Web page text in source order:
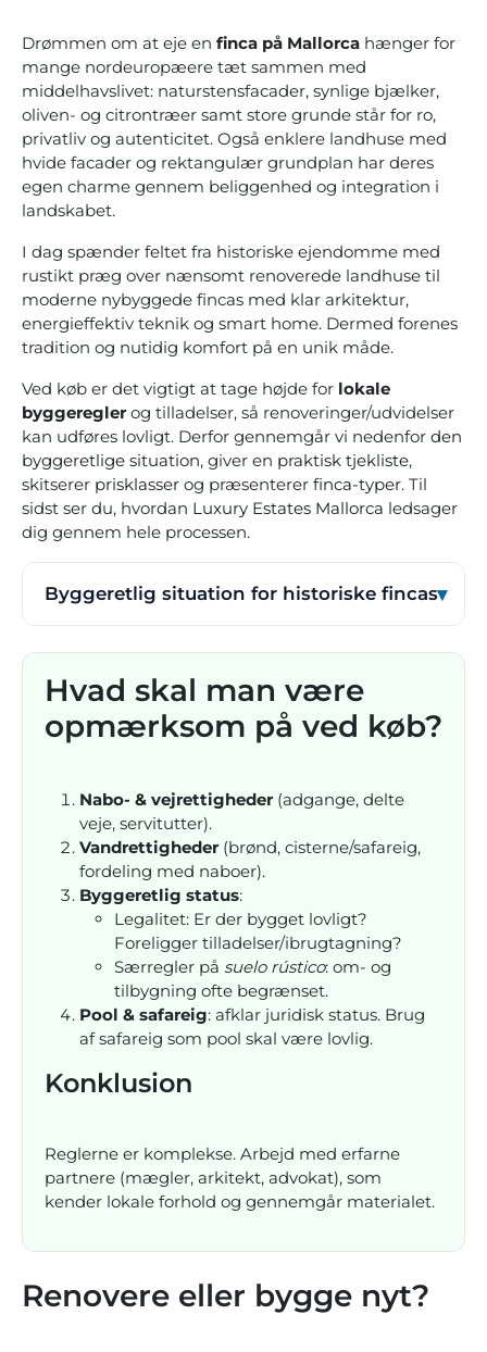
Drømmen om at eje en finca på Mallorca hænger for
mange nordeuropæere tæt sammen med
middelhavslivet: naturstensfacader, synlige bjælker,
oliven- og citrontræer samt store grunde står for ro,
privatliv og autenticitet. Også enklere landhuse med
hvide facader og rektangulær grundplan har deres
egen charme gennem beliggenhed og integration i
landskabet.
I dag spænder feltet fra historiske ejendomme med
rustikt præg over nænsomt renoverede landhuse til
moderne nybyggede fincas med klar arkitektur,
energieffektiv teknik og smart home. Dermed forenes
tradition og nutidig komfort på en unik måde.
Ved køb er det vigtigt at tage højde for lokale
byggeregler og tilladelser, så renoveringer/udvidelser
kan udføres lovligt. Derfor gennemgår vi nedenfor den
byggeretlige situation, giver en praktisk tjekliste,
skitserer prisklasser og præsenterer finca-typer. Til
sidst ser du, hvordan Luxury Estates Mallorca ledsager
dig gennem hele processen.
Byggeretlig situation for historiske fincas
Hvad skal man være
opmærksom på ved køb?
Nabo- & vejrettigheder (adgange, delte
veje, servitutter).
Vandretti­gheder (brønd, cisterne/safareig,
fordeling med naboer).
Byggeretlig status:
Legalitet: Er der bygget lovligt?
Foreligger tilladelser/ibrugtagning?
Særregler på suelo rústico: om- og
tilbygning ofte begrænset.
Pool & safareig: afklar juridisk status. Brug
af safareig som pool skal være lovlig.
Konklusion
Reglerne er komplekse. Arbejd med erfarne
partnere (mægler, arkitekt, advokat), som
kender lokale forhold og gennemgår materialet.
Renovere eller bygge nyt?